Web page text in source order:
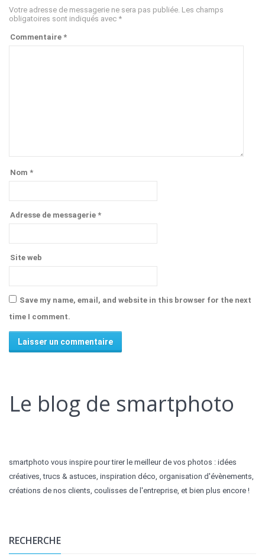
Votre adresse de messagerie ne sera pas publiée. Les champs
obligatoires sont indiqués avec *
Commentaire *
Nom *
Adresse de messagerie *
Site web
Save my name, email, and website in this browser for the next
time I comment.
Le blog de smartphoto
smartphoto vous inspire pour tirer le meilleur de vos photos : idées
créatives, trucs & astuces, inspiration déco, organisation d'évènements,
créations de nos clients, coulisses de l'entreprise, et bien plus encore !
RECHERCHE